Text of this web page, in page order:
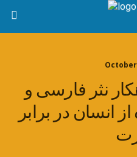
October
نثر فارسی و
انسان در برابر